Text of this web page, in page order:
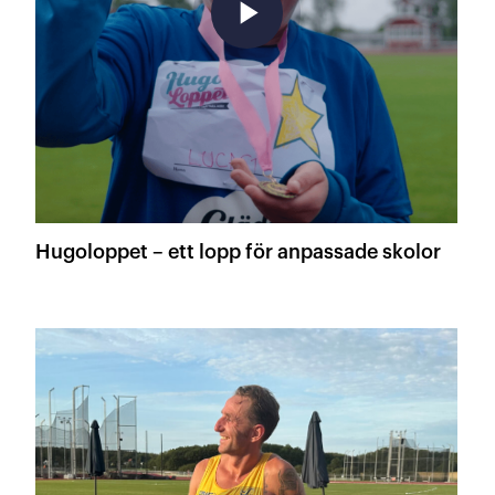
play_arrow
Hugoloppet – ett lopp för anpassade skolor